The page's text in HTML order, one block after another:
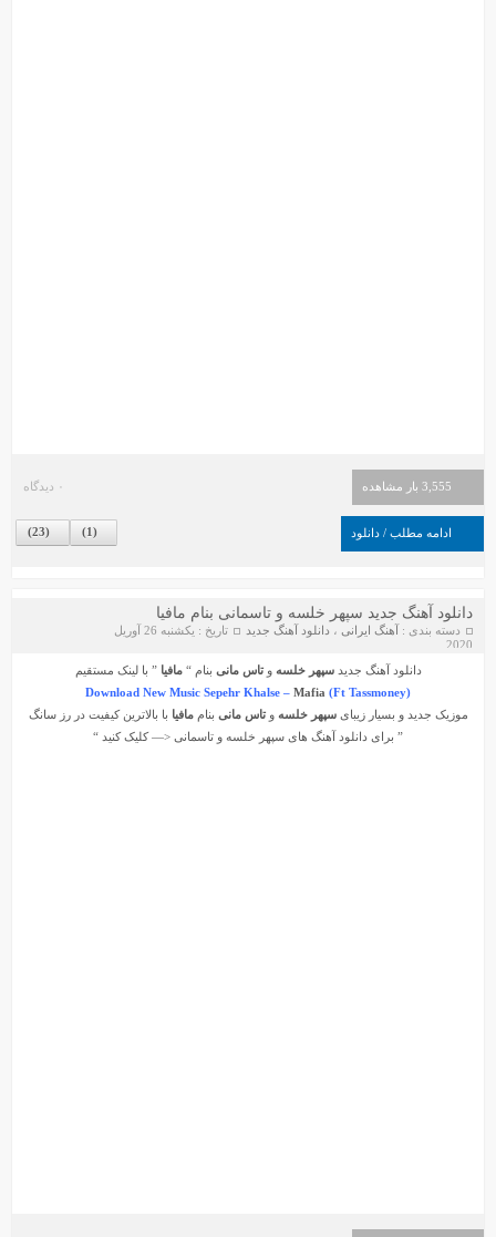
3,555 بار مشاهده ۰ دیدگاه
ادامه مطلب / دانلود (
23
) (
1
)
دانلود آهنگ جدید سپهر خلسه و تاسمانی بنام مافیا
دسته بندی : آهنگ ایرانی ، دانلود آهنگ جدید
تاریخ : یکشنبه 26 آوریل
2020
دانلود آهنگ جدید سپهر خلسهو تاس مانی بنام “ مافیا” با لینک مستقیم
Download New Music Sepehr Khalse – Mafia (Ft Tassmoney)
موزیک جدید و بسیار زیبایسپهر خلسهو تاس مانی بنام مافیا با بالاترین کیفیت در رز سانگ
” برای دانلود آهنگ های سپهر خلسه و تاسمانی <— کلیک کنید “